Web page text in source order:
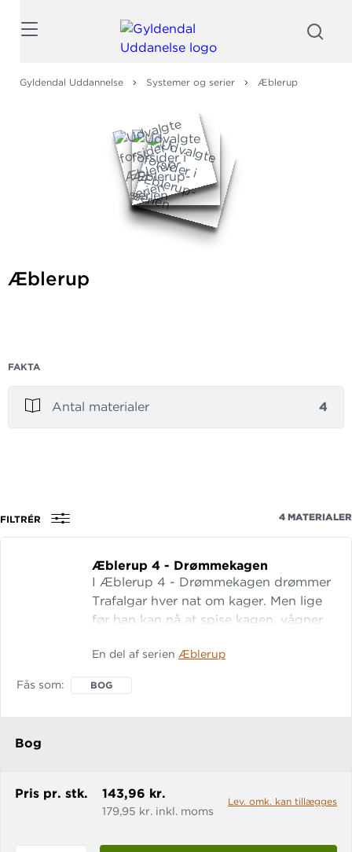
Gyldendal Uddannelse Systemer og serier Æblerup
Æblerup
FAKTA
Antal materialer 4
FILTRÉR 4 MATERIALER
Æblerup 4 - Drømmekagen
I Æblerup 4 - Drømmekagen drømmer
Trafalgar hver nat om kager. Men lige
før han kan nå at spise kagen, vågner
Pulver til at slå ham i hovedet med en
En del af serien Æblerup
Fås som BOG
Bog
Pris pr. stk. 143,96 kr.
179,95 kr. inkl. moms
Lev. omk. kan tillægges